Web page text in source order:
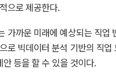
으로 제공한다.
가까운 미래에 예상되는 직
로 빅데이터 분석 기반의 직
등을 할 수 있을 것이다.